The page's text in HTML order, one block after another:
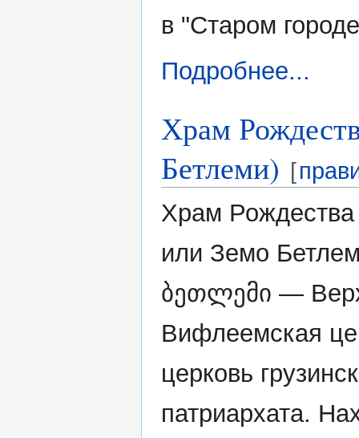
в "Старом
Подробнее...
Храм
Бетлеми) [
Храм Рождества
или Земо
ბეთლემი —
Вифлеемская
церковь
патриархата.